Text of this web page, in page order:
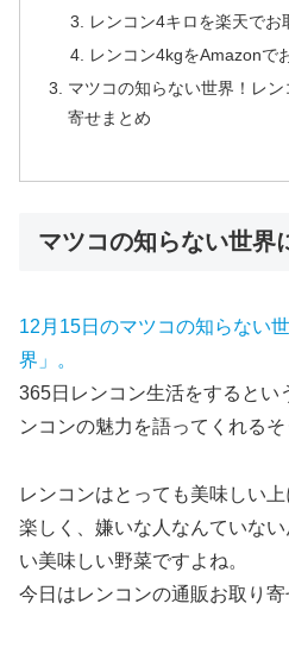
レンコン4キロを楽天でお
レンコン4kgをAmazonで
マツコの知らない世界！レ
寄せまとめ
マツコの知らない世界
12月15日のマツコの知らない
界」。
365日レンコン生活をするとい
ンコンの魅力を語ってくれるそ
レンコンはとっても美味しい
楽しく、嫌いな人なんていな
い美味しい野菜ですよね。
今日はレンコンの通販お取り寄